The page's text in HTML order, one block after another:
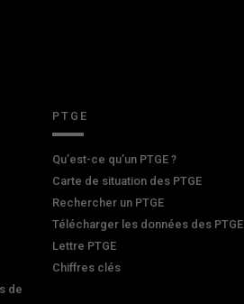
de
PTGE
Qu’est-ce qu’un PTGE ?
Carte de situation des PTGE
Rechercher un PTGE
Télécharger les données des PTGE
Lettre PTGE
Chiffres clés